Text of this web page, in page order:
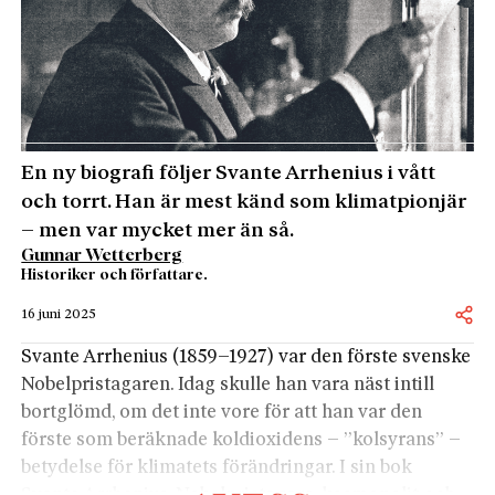
En ny biografi följer Svante Arrhenius i vått
och torrt. Han är mest känd som klimatpionjär
– men var mycket mer än så.
Gunnar Wetterberg
Historiker och författare.
16 juni 2025
Svante Arrhenius (1859–1927) var den förste­ svenske
Nobelpristagaren. Idag skulle han vara näst intill
bortglömd, om det inte vore för att han var den
förste som beräknade koldioxidens – ”kolsyrans” –
betydelse för klimatets förändringar. I sin bok